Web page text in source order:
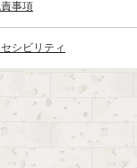
事項
シビリティ